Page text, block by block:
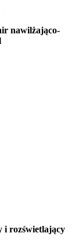
nawilżająco-
i rozświetlający